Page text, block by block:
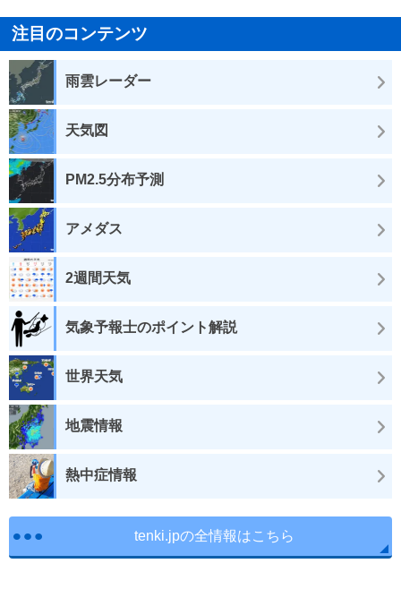
注目のコンテンツ
雨雲レーダー
天気図
PM2.5分布予測
アメダス
2週間天気
気象予報士のポイント解説
世界天気
地震情報
熱中症情報
tenki.jpの全情報はこちら